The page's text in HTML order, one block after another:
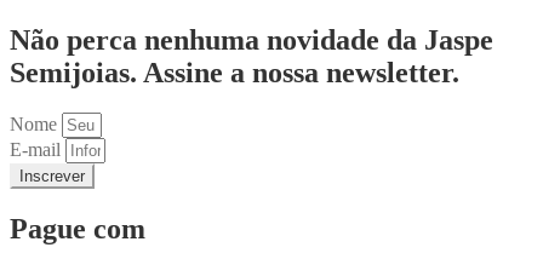
Não perca nenhuma novidade da Jaspe
Semijoias. Assine a nossa newsletter.
Nome
E-mail
Inscrever
Pague com